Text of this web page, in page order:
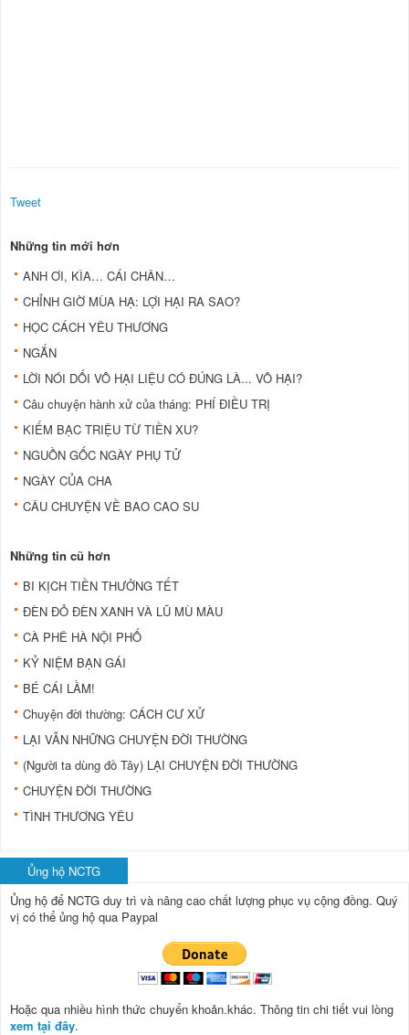
Tweet
Những tin mới hơn
ANH ƠI, KÌA… CÁI CHÂN…
CHỈNH GIỜ MÙA HẠ: LỢI HẠI RA SAO?
HỌC CÁCH YÊU THƯƠNG
NGẮN
LỜI NÓI DỐI VÔ HẠI LIỆU CÓ ĐÚNG LÀ... VÔ HẠI?
Câu chuyện hành xử của tháng: PHÍ ĐIỀU TRỊ
KIẾM BẠC TRIỆU TỪ TIỀN XU?
NGUỒN GỐC NGÀY PHỤ TỬ
NGÀY CỦA CHA
CÂU CHUYỆN VỀ BAO CAO SU
Những tin cũ hơn
BI KỊCH TIỀN THƯỞNG TẾT
ÐÈN ÐỎ ÐÈN XANH VÀ LŨ MÙ MÀU
CÀ PHÊ HÀ NỘI PHỐ
KỶ NIỆM BẠN GÁI
BÉ CÁI LẦM!
Chuyện đời thường: CÁCH CƯ XỬ
LẠI VẪN NHỮNG CHUYỆN ĐỜI THƯỜNG
(Người ta dùng đồ Tây) LẠI CHUYỆN ĐỜI THƯỜNG
CHUYỆN ĐỜI THƯỜNG
TÌNH THƯƠNG YÊU
Ủng hộ NCTG
Ủng hộ để NCTG duy trì và nâng cao chất lượng phục vụ cộng đồng. Quý
vị có thể ủng hộ qua Paypal
Hoặc qua nhiều hình thức chuyển khoản.khác. Thông tin chi tiết vui lòng
xem tại đây.